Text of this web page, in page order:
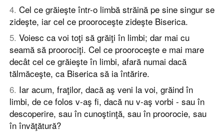
4. Cel ce grăieşte într-o limbă străină pe sine singur se
zideşte, iar cel ce prooroceşte zideşte Biserica.
5. Voiesc ca voi toţi să grăiţi în limbi; dar mai cu
seamă să proorociţi. Cel ce prooroceşte e mai mare
decât cel ce grăieşte în limbi, afară numai dacă
tălmăceşte, ca Biserica să ia întărire.
6. Iar acum, fraţilor, dacă aş veni la voi, grăind în
limbi, de ce folos v-aş fi, dacă nu v-aş vorbi - sau în
descoperire, sau în cunoştinţă, sau în proorocie, sau
în învăţătură?